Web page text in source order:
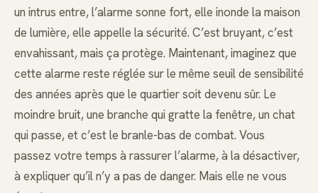
un intrus entre, l’alarme sonne fort, elle inonde la maison
de lumière, elle appelle la sécurité. C’est bruyant, c’est
envahissant, mais ça protège. Maintenant, imaginez que
cette alarme reste réglée sur le même seuil de sensibilité
des années après que le quartier soit devenu sûr. Le
moindre bruit, une branche qui gratte la fenêtre, un chat
qui passe, et c’est le branle-bas de combat. Vous
passez votre temps à rassurer l’alarme, à la désactiver,
à expliquer qu’il n’y a pas de danger. Mais elle ne vous